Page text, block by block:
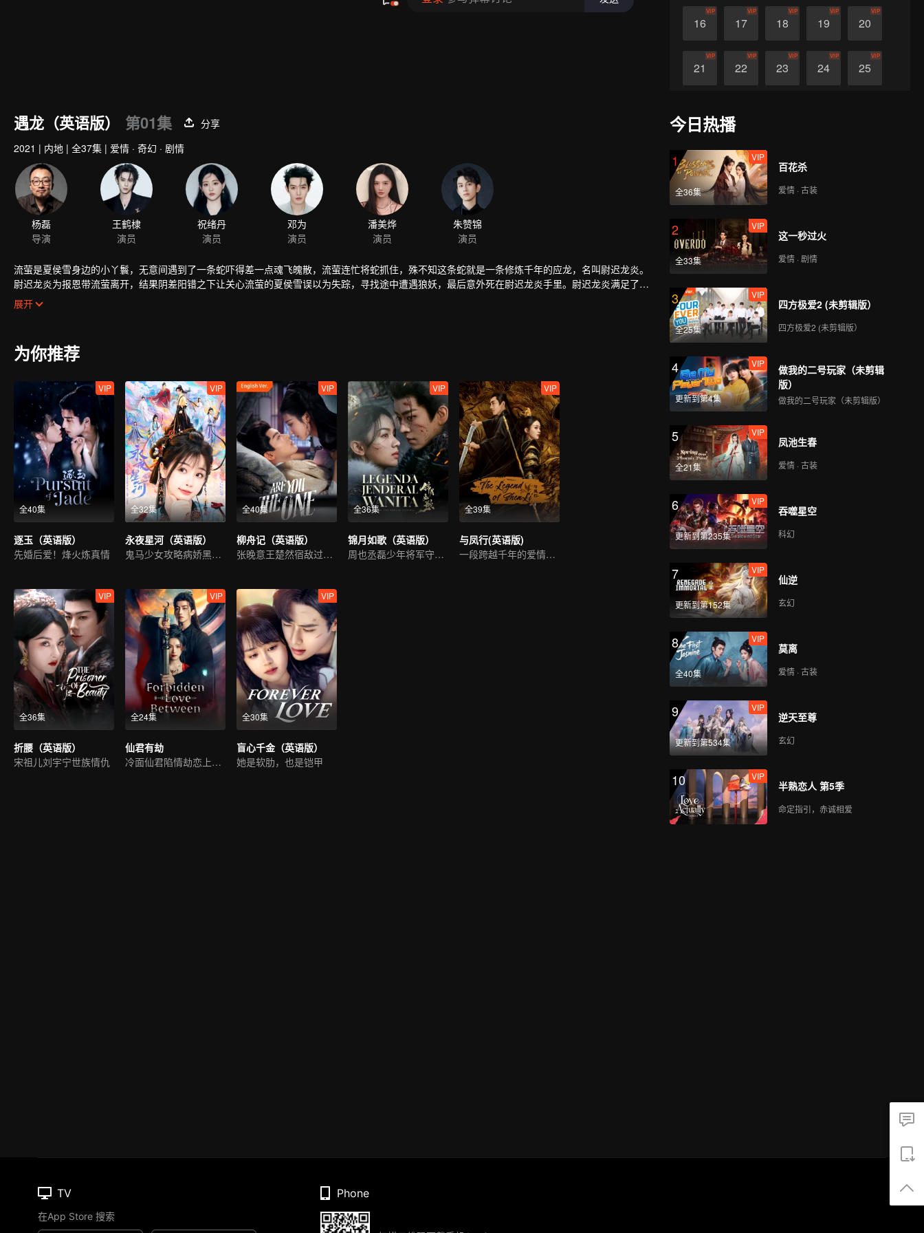
16
VIP
17
VIP
18
VIP
19
VIP
20
VIP
21
VIP
22
VIP
23
VIP
24
VIP
25
VIP
27
遇龙（英语版） 第01集
分享
2021 | 内地 | 全37集 | 爱情 · 奇幻 · 剧情
流萤是夏侯雪身边的小丫鬟，无意间遇到了一条蛇吓得差一点魂飞魄散，流萤连忙将蛇抓住，殊不知这条蛇就是一条修炼千年的应龙，名叫尉迟龙炎。
尉迟龙炎为报恩带流萤离开，结果阴差阳错之下让关心流萤的夏侯雪误以为失踪，寻找途中遭遇狼妖，最后意外死在尉迟龙炎手里。尉迟龙炎满足了流
萤的心愿，救回小姐并守护她三世。就这样尉迟龙炎一面履行着承诺，私下里却一直保护着流萤的一世又一世，直到第四世顾轻烟，才知道尉迟龙炎的
存在，为救被天条惩戒的尉迟龙炎被命格星君吸收了灵魂，最后另一半灵魂和尉迟龙炎融合，助尉迟龙炎打败了反派。
展开
为你推荐
全40集
VIP
逐玉（英语版）
先婚后爱！烽火炼真情
全32集
VIP
永夜星河（英语版）
鬼马少女攻略病娇黑莲花
全40集
VIP
柳舟记（英语版）
张晚意王楚然宿敌过家家
全36集
VIP
锦月如歌（英语版）
周也丞磊少年将军守护家国
全39集
VIP
与凤行(英语版)
一段跨越千年的爱情故事
全36集
VIP
折腰（英语版）
宋祖儿刘宇宁世族情仇
全24集
VIP
仙君有劫
冷面仙君陷情劫恋上魔女
全30集
VIP
盲心千金（英语版）
她是软肋，也是铠甲
今日热播
1
全36集
VIP
百花杀
爱情 · 古装
2
全33集
VIP
这一秒过火
爱情 · 剧情
3
全25集
VIP
四方极爱2 (未剪辑版）
四方极爱2 (未剪辑版）
4
更新到第4集
VIP
做我的二号玩家（未剪辑
版）
做我的二号玩家（未剪辑版）
5
全21集
VIP
凤池生春
爱情 · 古装
6
更新到第235集
VIP
吞噬星空
科幻
7
更新到第152集
VIP
仙逆
玄幻
8
全40集
VIP
莫离
爱情 · 古装
9
更新到第534集
VIP
逆天至尊
玄幻
10 VIP
半熟恋人 第5季
命定指引，赤诚相爱
TV
在App Store 搜索
Phone